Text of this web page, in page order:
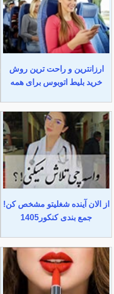
ارزانترین و راحت ترین روش
خرید بلیط اتوبوس برای همه
از الان آینده شغلیتو مشخص کن!
جمع بندی کنکور1405